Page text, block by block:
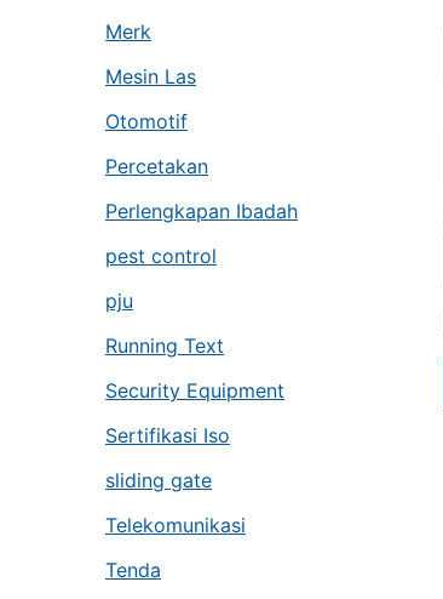
Merk
Mesin Las
Otomotif
Percetakan
Perlengkapan Ibadah
pest control
pju
Running Text
Security Equipment
Sertifikasi Iso
sliding gate
Telekomunikasi
Tenda